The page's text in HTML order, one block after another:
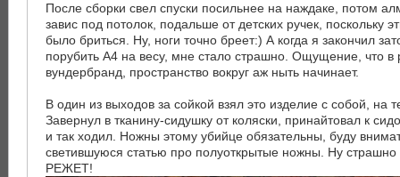
После сборки свел спуски посильнее на наждаке, потом
завис под потолок, подальше от детских ручек, поскольку
было бриться. Ну, ноги точно бреет:) А когда я закончил
порубить А4 на весу, мне стало страшно. Ощущение, что в
вундербранд, пространство вокруг аж ныть начинает.
В один из выходов за сойкой взял это изделие с собой, на
Завернул в тканину-сидушку от коляски, принайтовал к
и так ходил. Ножны этому убийце обязательны, буду
светившуюся статью про полуоткрытые ножны. Ну
РЕЖЕТ!